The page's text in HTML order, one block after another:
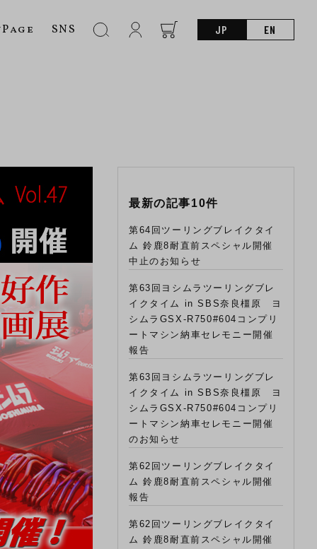
SNS JP EN
最新の記事10件
第64回ツーリングブレイクタイ
ム 鈴鹿8耐直前スペシャル開催
中止のお知らせ
第63回ヨシムラツーリングブレ
イクタイム in SBS奈良橿原 ヨ
シムラGSX-R750#604コンプリ
ートマシン納車セレモニー開催
報告
第63回ヨシムラツーリングブレ
イクタイム in SBS奈良橿原 ヨ
シムラGSX-R750#604コンプリ
ートマシン納車セレモニー開催
のお知らせ
第62回ツーリングブレイクタイ
ム 鈴鹿8耐直前スペシャル開催
報告
第62回ツーリングブレイクタイ
ム 鈴鹿8耐直前スペシャル開催